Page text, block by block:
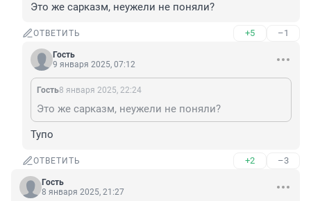
Это же сарказм, неужели не поняли?
ОТВЕТИТЬ +5 –1
Гость
9 января 2025, 07:12
Гость8 января 2025, 22:24
Это же сарказм, неужели не поняли?
Тупо
ОТВЕТИТЬ +2 –3
Гость
8 января 2025, 21:27